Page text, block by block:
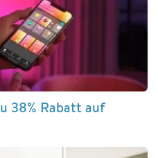
38% Rabatt auf